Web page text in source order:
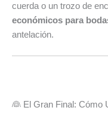
cuerda o un trozo de
económicos para
antelación.
👰 El Gran Final: Cómo